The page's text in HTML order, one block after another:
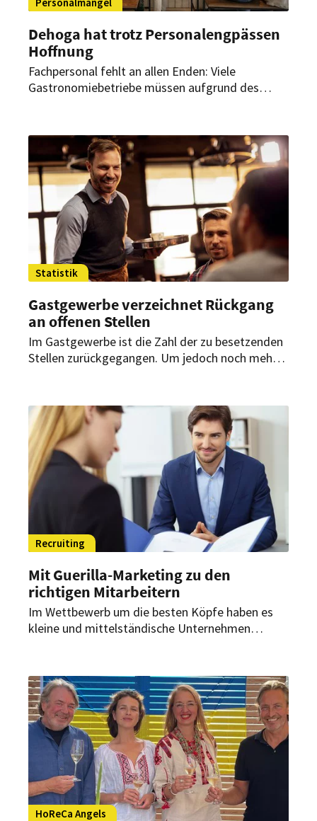
Dehoga hat trotz Personalengpässen
Hoffnung
Fachpersonal fehlt an allen Enden: Viele
Gastronomiebetriebe müssen aufgrund des
Ruhetage einlegen. Der Hotel- und
Gaststättenverband hat aber noch Hoffnung.
Statistik
Gastgewerbe verzeichnet Rückgang
an offenen Stellen
Im Gastgewerbe ist die Zahl der zu besetzenden
Stellen zurückgegangen. Um jedoch noch mehr
Recruiting
Mit Guerilla-Marketing zu den
richtigen Mitarbeitern
Im Wettbewerb um die besten Köpfe haben es
kleine und mittelständische Unternehmen
kommt man zu Mitarbeitern, die zu einem
passen?
HoReCa Angels